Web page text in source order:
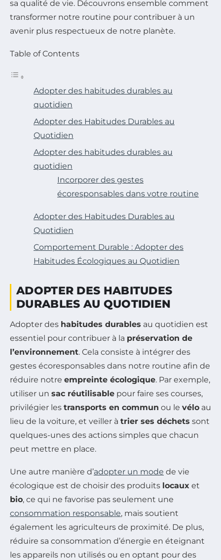
sa qualité de vie. Découvrons ensemble comment
transformer notre routine pour contribuer à un
avenir plus respectueux de notre planète.
Table of Contents
Adopter des habitudes durables au
quotidien
Adopter des Habitudes Durables au
Quotidien
Adopter des habitudes durables au
quotidien
Incorporer des gestes
écoresponsables dans votre routine
Adopter des Habitudes Durables au
Quotidien
Comportement Durable : Adopter des
Habitudes Écologiques au Quotidien
ADOPTER DES HABITUDES
DURABLES AU QUOTIDIEN
Adopter des habitudes durables au quotidien est
essentiel pour contribuer à la préservation de
l’environnement. Cela consiste à intégrer des
gestes écoresponsables dans notre routine afin de
réduire notre empreinte écologique. Par exemple,
utiliser un sac réutilisable pour faire ses courses,
privilégier les transports en commun ou le vélo au
lieu de la voiture, et veiller à trier ses déchets sont
quelques-unes des actions simples que chacun
peut mettre en place.
Une autre manière d’adopter un mode de vie
écologique est de choisir des produits locaux et
bio, ce qui ne favorise pas seulement une
consommation responsable, mais soutient
également les agriculteurs de proximité. De plus,
réduire sa consommation d’énergie en éteignant
les appareils non utilisés ou en optant pour des